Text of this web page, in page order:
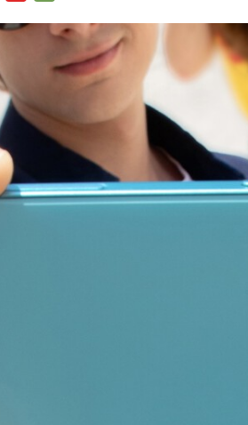
MAIL